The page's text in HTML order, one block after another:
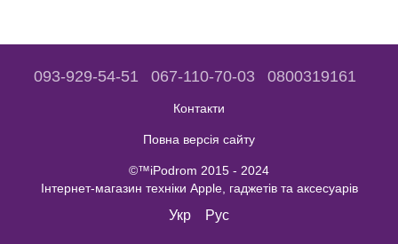
093-929-54-51 067-110-70-03 0800319161
Контакти
Повна версія сайту
©™iPodrom 2015 - 2024
Інтернет-магазин техніки Apple, гаджетів та аксесуарів
Укр Рус